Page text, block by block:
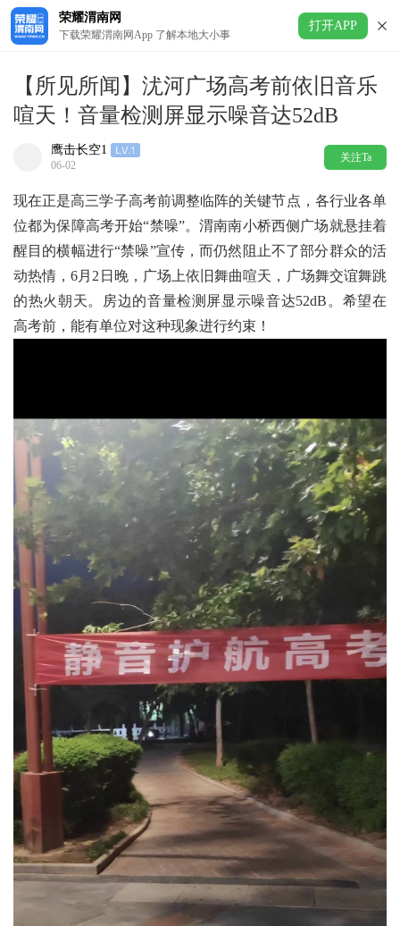
荣耀渭南网
下载荣耀渭南网App 了解本地大小事
打开APP
【所见所闻】沋河广场高考前依旧音乐
喧天！音量检测屏显示噪音达52dB
鹰击长空1
06-02
关注Ta
现在正是高三学子高考前调整临阵的关键节点，各行业各单
位都为保障高考开始“禁噪”。渭南南小桥西侧广场就悬挂着
醒目的横幅进行“禁噪”宣传，而仍然阻止不了部分群众的活
动热情，6月2日晚，广场上依旧舞曲喧天，广场舞交谊舞跳
的热火朝天。房边的音量检测屏显示噪音达52dB。希望在
高考前，能有单位对这种现象进行约束！